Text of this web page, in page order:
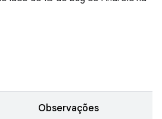
Observações